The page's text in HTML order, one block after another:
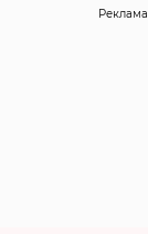
Реклама